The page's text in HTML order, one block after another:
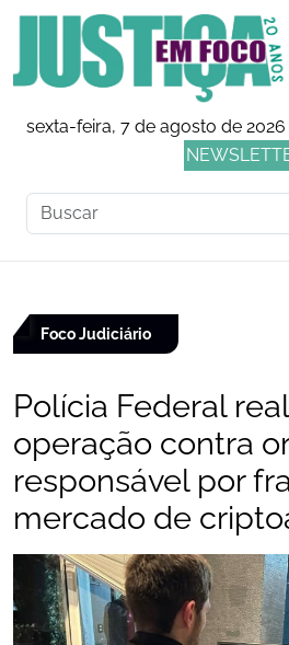
sexta-feira, 7 de agosto de 2026
Foco Judiciário
Polícia Federal
operação contra
responsável por
mercado de